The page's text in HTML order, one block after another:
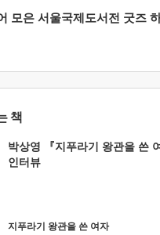
모은 서울국제도서전 굿즈
책
박상영 『지푸라기 왕관을 쓴
인터뷰
지푸라기 왕관을 쓴 여자